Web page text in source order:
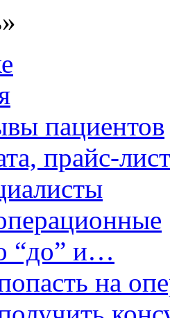
пациентов
прайс-лист
“до” и…
на